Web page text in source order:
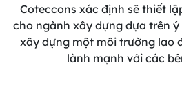
Coteccons xác định sẽ thiết
cho ngành xây dựng dựa trên
xây dựng một môi trường lao
lành mạnh với các